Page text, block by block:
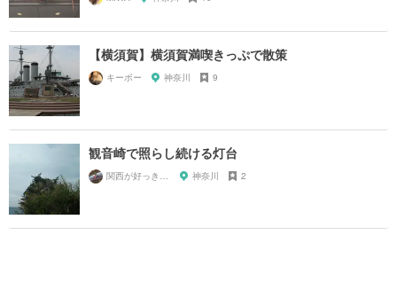
【横須賀】横須賀満喫きっぷで散策
キーボー 神奈川 9
観音崎で照らし続ける灯台
関西が好っきゃねん 神奈川 2